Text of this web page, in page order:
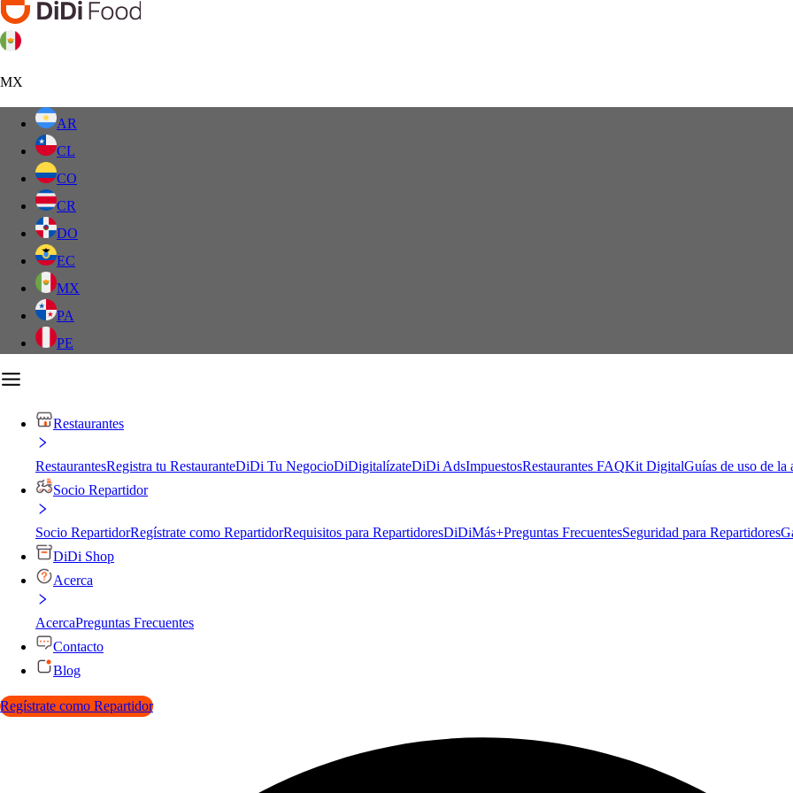
MX
AR
CL
CO
CR
DO
EC
MX
PA
PE
Restaurantes
RestaurantesRegistra tu RestauranteDiDi Tu NegocioDiDigitalízateDiDi AdsImpuestosRestaurantes FAQKit DigitalGuías de uso de la
Socio Repartidor
Socio RepartidorRegístrate como RepartidorRequisitos para RepartidoresDiDiMás+Preguntas FrecuentesSeguridad para Repartidores
DiDi Shop
Acerca
AcercaPreguntas Frecuentes
Contacto
Blog
Regístrate como Repartidor